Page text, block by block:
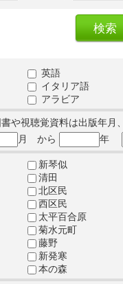
英語
イタリア語
アラビア
や視聴覚資料は出版年月
月 から 年
新琴似
清田
北区民
西区民
太平百合原
菊水元町
藤野
新発寒
本の森